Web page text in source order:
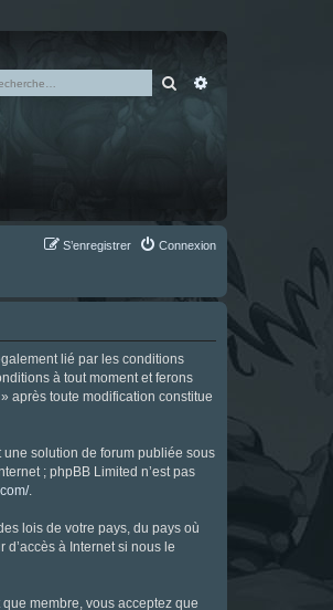
Rechercher
Connexion
S’enregistrer
lié par les conditions
à tout moment et ferons
après toute modification constitue
solution de forum publiée sous
; phpBB Limited n’est pas
.
lois de votre pays, du pays où
à Internet si nous le
membre, vous acceptez que